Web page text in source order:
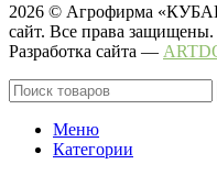
2026 © Агрофирма
сайт. Все права защищены.
Разработка сайта —
Меню
Категории